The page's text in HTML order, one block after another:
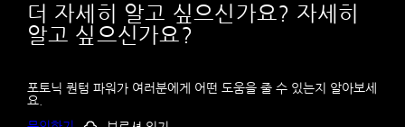
더 자세히 알고 싶으신가요? 자세히
알고 싶으신가요?
포토닉 퀀텀 파워가 여러분에게 어떤 도움을 줄 수 있는지 알아보세
요.